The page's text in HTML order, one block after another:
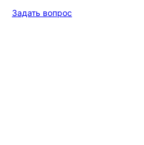
Задать вопрос